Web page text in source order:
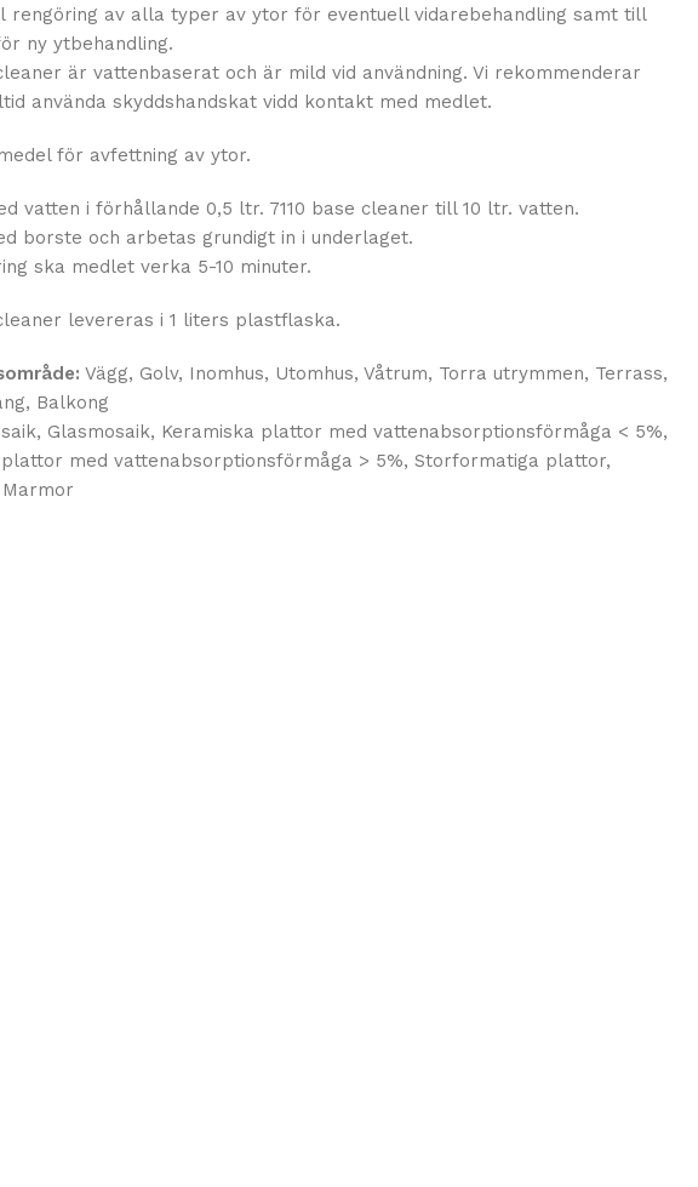
rengöring av alla typer av ytor för eventuell vidarebehandling samt till
ny ytbehandling.
är vattenbaserat och är mild vid användning. Vi rekommenderar
använda skyddshandskat vidd kontakt med medlet.
för avfettning av ytor.
vatten i förhållande 0,5 ltr. 7110 base cleaner till 10 ltr. vatten.
borste och arbetas grundigt in i underlaget.
ska medlet verka 5-10 minuter.
levereras i 1 liters plastflaska.
Vägg, Golv, Inomhus, Utomhus, Våtrum, Torra utrymmen, Terrass,
Balkong
Glasmosaik, Keramiska plattor med vattenabsorptionsförmåga < 5%,
plattor med vattenabsorptionsförmåga > 5%, Storformatiga plattor,